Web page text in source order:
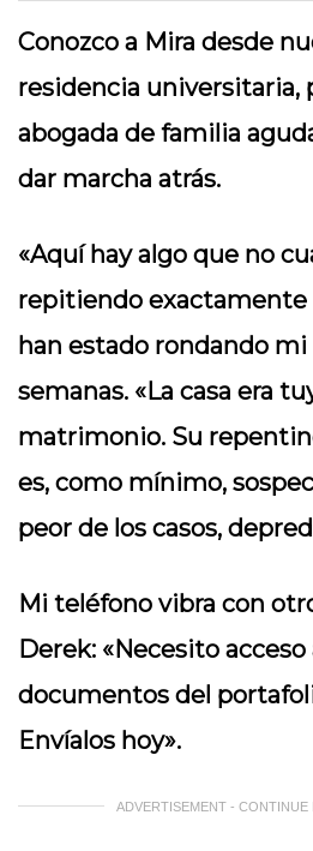
Conozco a Mira desde
residencia universitaria,
abogada de familia
dar marcha atrás.
«Aquí hay algo que no
repitiendo exactamente
han estado rondando
semanas. «La casa era
matrimonio. Su
es, como mínimo,
peor de los casos,
Mi teléfono vibra con
Derek: «Necesito acceso
documentos del
Envíalos hoy».
ADVERTISEMENT - CONTINUE